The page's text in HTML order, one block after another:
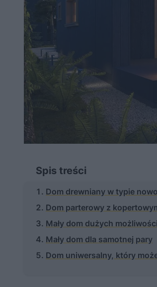
Spis treści
Dom drewniany w typie
Dom parterowy z
Mały dom dużych możliwości
Mały dom dla samotnej pary
Dom uniwersalny, który